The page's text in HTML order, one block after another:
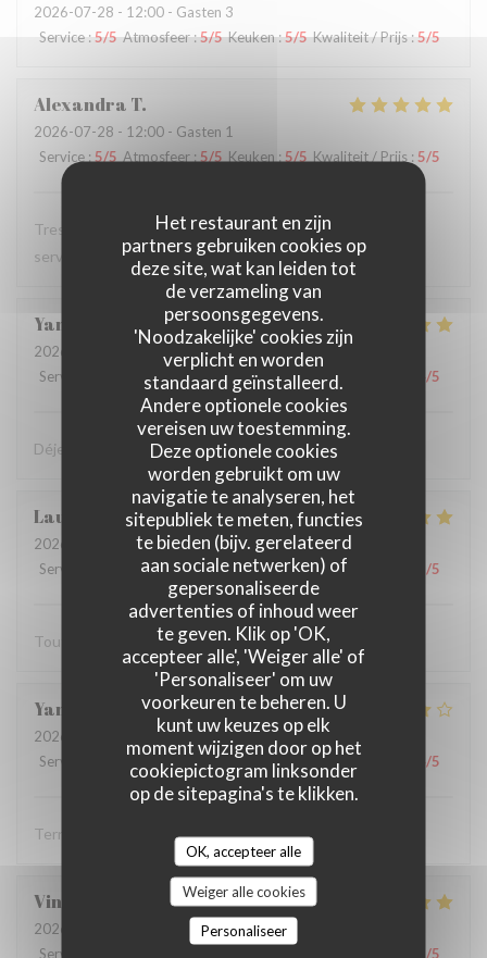
Het restaurant en zijn
partners gebruiken cookies op
deze site, wat kan leiden tot
de verzameling van
persoonsgegevens.
'Noodzakelijke' cookies zijn
verplicht en worden
standaard geïnstalleerd.
Andere optionele cookies
vereisen uw toestemming.
Deze optionele cookies
worden gebruikt om uw
navigatie te analyseren, het
sitepubliek te meten, functies
te bieden (bijv. gerelateerd
aan sociale netwerken) of
gepersonaliseerde
advertenties of inhoud weer
te geven. Klik op 'OK,
accepteer alle', 'Weiger alle' of
'Personaliseer' om uw
voorkeuren te beheren. U
kunt uw keuzes op elk
moment wijzigen door op het
cookiepictogram linksonder
op de sitepagina's te klikken.
OK, accepteer alle
Weiger alle cookies
Personaliseer
2026-07-28 - 12:00 - Gasten 3
Service:5/5 Atmosfeer:5/5 Keuken:5/5 Kwaliteit / Prijs:5/5
Alexandra T
2026-07-28 - 12:00 - Gasten 1
Service : 5/5 Atmosfeer : 5/5 Keuken : 5/5 Kwaliteit / Prijs : 5/5
Tres bon restaurant, excellente cuisine et serveuse et
serveur au top
Yann
2026-07-28
- 12:15 - Gasten 2
Service
Atmosfeer: 5/5 Keuken:5/5 Kwaliteit / Prijs /5
Déjeuner très sympa et très bon dans la cour intérieure
Laurent
2026-07-27
- 12:15 - Gasten 2
Service
Atmosfeer:5/5 Keuken:5/5 Kwaliteit / Prijs /5
Tout est parfait
Yannick
2026-07-19
- 12:15 - Gasten 2
Service
Atmosfeer : /5 Keuken: 4 Kwaliteit / Prijs /5
Terrasse agréable, service aimable et efficace
Vincent
2026-07-21
- 13:00 - Gasten 2
Service
/5